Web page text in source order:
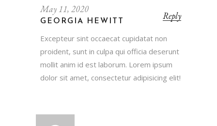
Reply
May 11, 2020
GEORGIA HEWITT
Excepteur sint occaecat cupidatat non
proident, sunt in culpa qui officia deserunt
mollit anim id est laborum. Lorem ipsum
dolor sit amet, consectetur adipisicing elit!